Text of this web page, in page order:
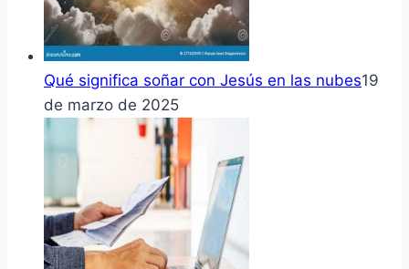
Qué significa soñar con Jesús en las nubes19
de marzo de 2025